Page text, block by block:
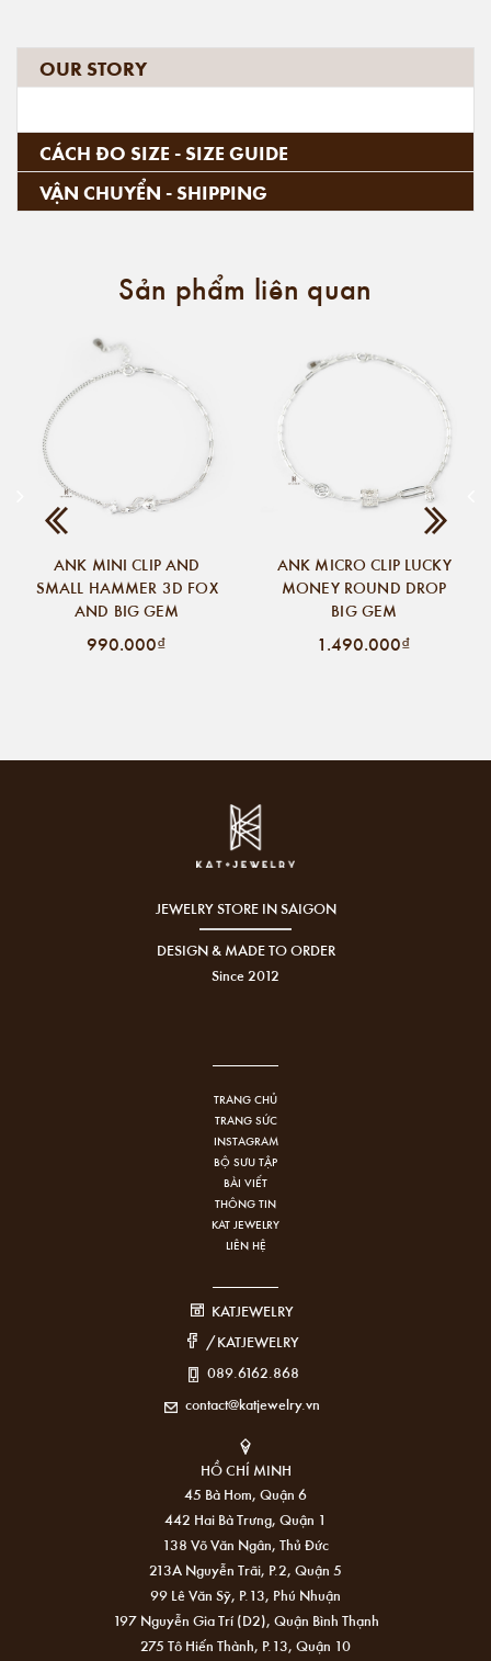
OUR STORY
CÁCH ĐO SIZE - SIZE GUIDE
VẬN CHUYỂN - SHIPPING
Sản phẩm liên quan
ANK MINI CLIP AND
SMALL HAMMER 3D FOX
AND BIG GEM
990.000₫
ANK MICRO CLIP LUCKY
MONEY ROUND DROP
BIG GEM
1.490.000₫
JEWELRY STORE IN SAIGON
DESIGN & MADE TO ORDER
Since 2012
TRANG CHỦ
TRANG SỨC
INSTAGRAM
BỘ SƯU TẬP
BÀI VIẾT
THÔNG TIN
KAT JEWELRY
LIÊN HỆ
KATJEWELRY
/KATJEWELRY
089.6162.868
contact@katjewelry.vn
HỒ CHÍ MINH
45 Bà Hom, Quận 6
442 Hai Bà Trưng, Quận 1
138 Võ Văn Ngân, Thủ Đức
213A Nguyễn Trãi, P.2, Quận 5
99 Lê Văn Sỹ, P.13, Phú Nhuận
197 Nguyễn Gia Trí (D2), Quận Bình Thạnh
275 Tô Hiến Thành, P.13, Quận 10